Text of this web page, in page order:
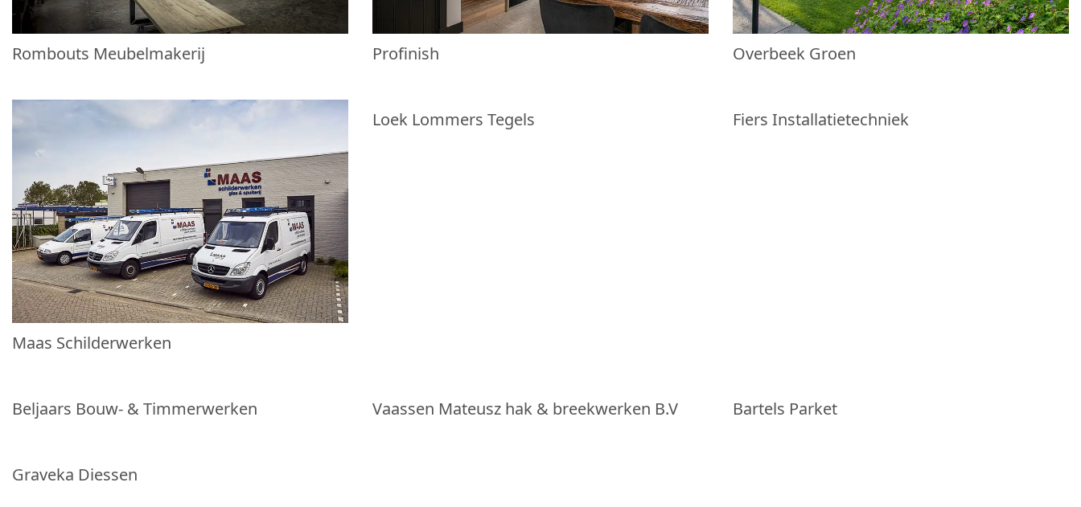
Rombouts Meubelmakerij Profinish Overbeek Groen
Maas Schilderwerken
Loek Lommers Tegels Fiers Installatietechniek
Beljaars Bouw- & Timmerwerken Vaassen Mateusz hak & breekwerken B.V Bartels Parket
Graveka Diessen